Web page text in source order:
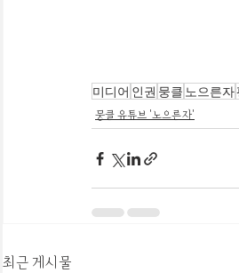
미디어 인권 뭉클 노으른자
뭉클 유튜브 '노으른자'
최근 게시물